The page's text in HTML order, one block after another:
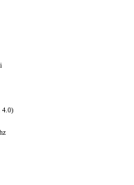
4.0)